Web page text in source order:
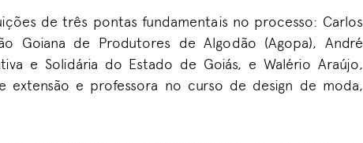
de três pontas fundamentais no processo: Carlos
Goiana de Produtores de Algodão (Agopa), André
e Solidária do Estado de Goiás, e Walério Araújo,
e professora no curso de design de moda,